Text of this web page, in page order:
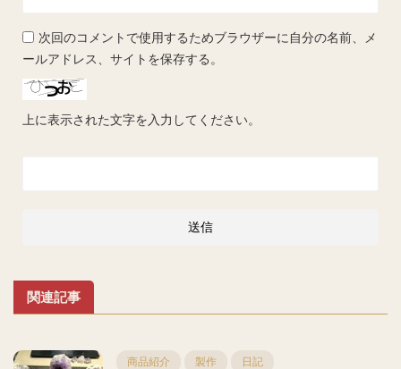
次回のコメントで使用するためブラウザーに自分の名前、メ
ールアドレス、サイトを保存する。
上に表示された文字を入力してください。
関連記事
商品紹介 製作 日記